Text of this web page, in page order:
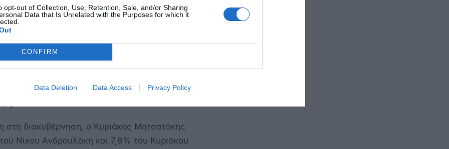
opt-out of Collection, Use, Retention, Sale, and/or Sharing
Data that Is Unrelated with the Purposes for which it
CONFIRM
Data Deletion Data Access Privacy Policy
αναδεικνύουν τις αγορές στο σούπερ
ενέργειας (31%) ως βασικότερα
είναι σαφές: οι εξαγγελίες
στη ρητορική.
στη διακυβέρνηση, ο Κυριάκος Μητσοτάκης
Νίκου Ανδρουλάκη και 7,8% του Κυριάκου